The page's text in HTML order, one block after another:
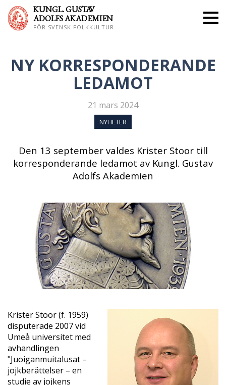
KUNGL. GUSTAV
ADOLFS AKADEMIEN
FÖR SVENSK FOLKKULTUR
NY KORRESPONDERANDE
LEDAMOT
21 mars 2024
NYHETER
Den 13 september valdes Krister Stoor till
korresponderande ledamot av Kungl. Gustav
Adolfs Akademien
Krister Stoor (f. 1959)
disputerade 2007 vid
Umeå universitet med
avhandlingen
"Juoiganmuitalusat –
jojkberättelser – en
studie av jojkens